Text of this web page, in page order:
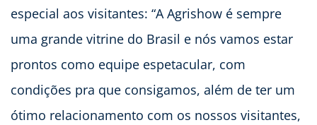
especial aos visitantes: “A Agrishow é sempre
uma grande vitrine do Brasil e nós vamos estar
prontos como equipe espetacular, com
condições pra que consigamos, além de ter um
ótimo relacionamento com os nossos visitantes,